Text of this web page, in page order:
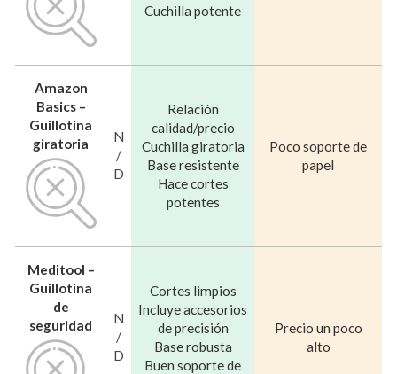
Cuchilla potente
Amazon
Basics –
Guillotina
giratoria
N
/
D
Relación
calidad/precio
Cuchilla giratoria
Base resistente
Hace cortes
potentes
Poco soporte de
papel
Meditool –
Guillotina
de
seguridad
N
/
D
Cortes limpios
Incluye accesorios
de precisión
Base robusta
Buen soporte de
Precio un poco
alto